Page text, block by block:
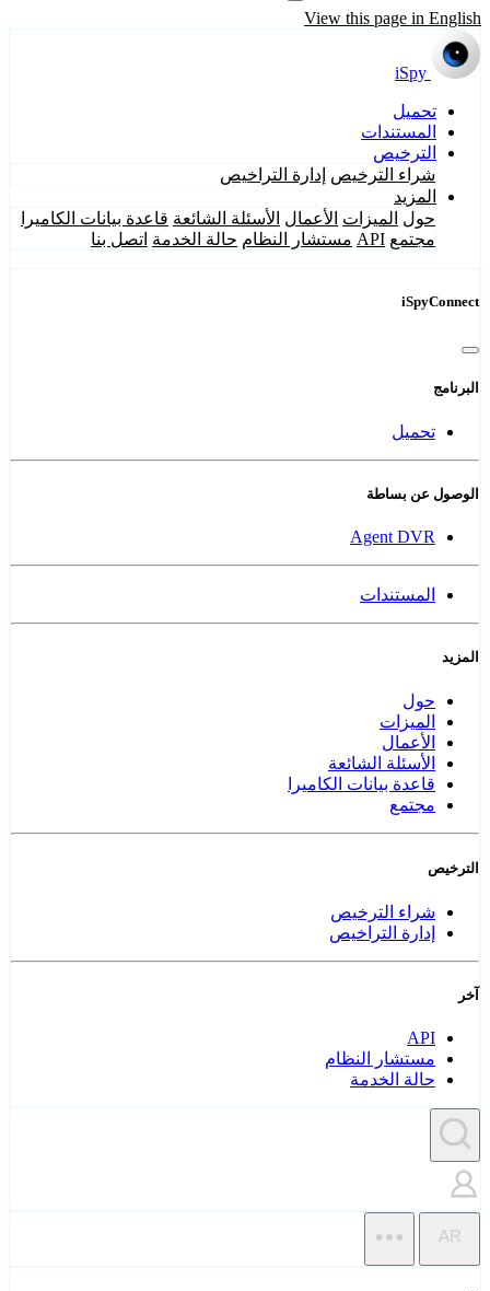
View this page in English
iSpy
تحميل
المستندات
الترخيص
شراء الترخيص إدارة التراخيص
المزيد
حول الميزات الأعمال الأسئلة الشائعة قاعدة بيانات الكاميرا
مجتمع API مستشار النظام حالة الخدمة اتصل بنا
iSpyConnect
البرنامج
تحميل
الوصول عن بساطة
Agent DVR
المستندات
المزيد
حول
الميزات
الأعمال
الأسئلة الشائعة
قاعدة بيانات الكاميرا
مجتمع
الترخيص
شراء الترخيص
إدارة التراخيص
آخر
API
مستشار النظام
حالة الخدمة
AR